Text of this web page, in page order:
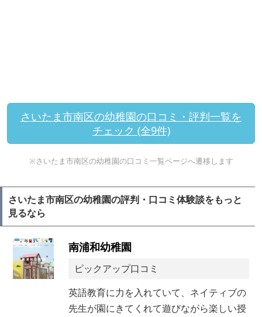
さいたま市南区の幼稚園の口コミ・評判一覧を
チェック (全9件)
※さいたま市南区の幼稚園の口コミ一覧ページへ遷移します
さいたま市南区の幼稚園の評判・口コミ体験談をもっと
見るなら
南浦和幼稚園
ピックアップ口コミ
英語教育に力を入れていて、ネイティブの
先生が園にきてくれて遊びながら楽しい授